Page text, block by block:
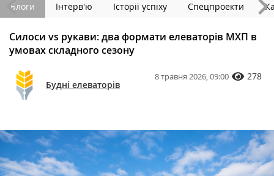
Блоги Інтерв'ю Історії успіху Спецпроекти
Силоси vs рукави: два формати елеваторів МХП в
умовах складного сезону
Будні елеваторів
8 травня 2026, 09:00 278